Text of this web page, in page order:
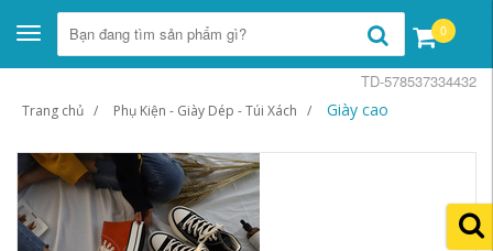
Toggle
navigation
0
Trang chủ Phụ Kiện - Giày Dép - Túi Xách Giày cao
TD-578537334432